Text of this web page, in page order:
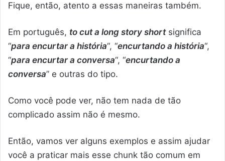
Fique, então, atento a essas maneiras também.
Em português, to cut a long story shortsignifica
“para encurtar a história“, “encurtando a história“,
“para encurtar a conversa“, “encurtando a
conversa” e outras do tipo.
Como você pode ver, não tem nada de tão
complicado assim não é mesmo.
Então, vamos ver alguns exemplos e assim ajudar
você a praticar mais esse chunk tão comum em